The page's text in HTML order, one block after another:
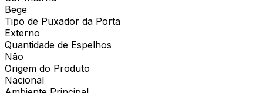
Bege
Tipo de Puxador da Porta
Externo
Quantidade de Espelhos
Não
Origem do Produto
Nacional